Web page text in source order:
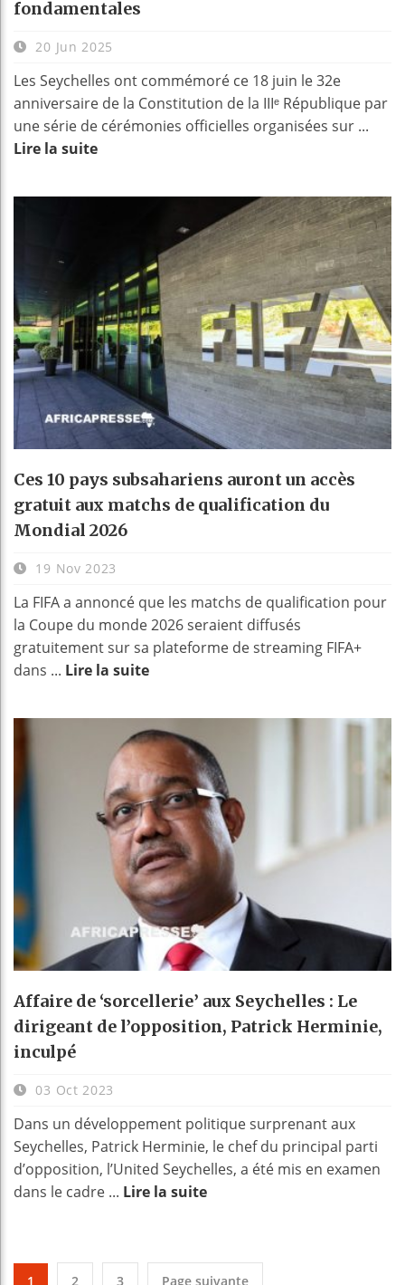
fondamentales
20 Jun 2025
Les Seychelles ont commémoré ce 18 juin le 32e
anniversaire de la Constitution de la IIIᵉ République par
une série de cérémonies officielles organisées sur ...
Lire la suite
Ces 10 pays subsahariens auront un accès
gratuit aux matchs de qualification du
Mondial 2026
19 Nov 2023
La FIFA a annoncé que les matchs de qualification pour
la Coupe du monde 2026 seraient diffusés
gratuitement sur sa plateforme de streaming FIFA+
dans ... Lire la suite
Affaire de ‘sorcellerie’ aux Seychelles : Le
dirigeant de l’opposition, Patrick Herminie,
inculpé
03 Oct 2023
Dans un développement politique surprenant aux
Seychelles, Patrick Herminie, le chef du principal parti
d’opposition, l’United Seychelles, a été mis en examen
dans le cadre ... Lire la suite
1 2 3 Page suivante